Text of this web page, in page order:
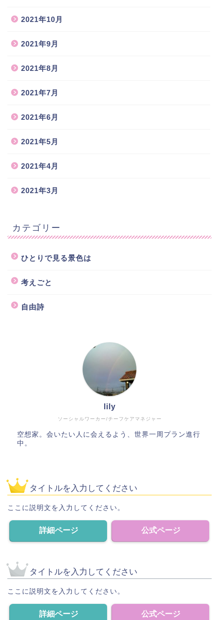
2021年10月
2021年9月
2021年8月
2021年7月
2021年6月
2021年5月
2021年4月
2021年3月
カテゴリー
ひとりで見る景色は
考えごと
自由詩
ソーシャルワーカー/チーフケアマネジャー
lily
空想家。会いたい人に会えるよう、世界一周プラン進行
中。
タイトルを入力してください
ここに説明文を入力してください。
詳細ページ 公式ページ
タイトルを入力してください
ここに説明文を入力してください。
詳細ページ 公式ページ